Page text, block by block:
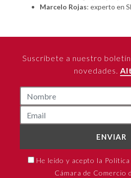
Marcelo Rojas: experto en
Suscríbete a nuestro
novedades.
ENVIAR
He leído y acepto la
Cámara de Comercio